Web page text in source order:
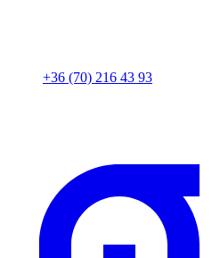
+36 (70) 216 43 93